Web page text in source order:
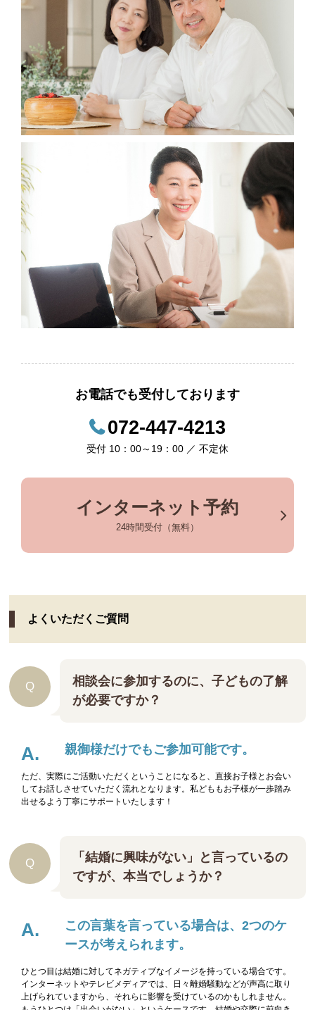
お電話でも受付しております
072-447-4213
受付 10：00～19：00 ／ 不定休
インターネット予約
24時間受付（無料）
よくいただくご質問
相談会に参加するのに、子どもの了解
が必要ですか？
親御様だけでもご参加可能です。
ただ、実際にご活動いただくということになると、直接お子様とお会い
してお話しさせていただく流れとなります。私どももお子様が一歩踏み
出せるよう丁寧にサポートいたします！
「結婚に興味がない」と言っているの
ですが、本当でしょうか？
この言葉を言っている場合は、2つのケ
ースが考えられます。
ひとつ目は結婚に対してネガティブなイメージを持っている場合です。
インターネットやテレビメディアでは、日々離婚騒動などが声高に取り
上げられていますから、それらに影響を受けているのかもしれません。